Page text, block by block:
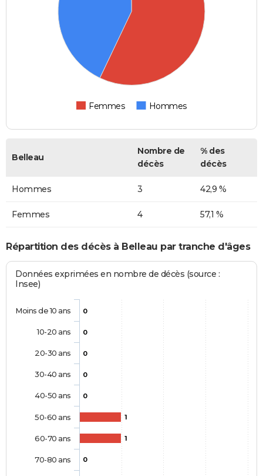
Femmes Hommes
Belleau
Nombre de
décès
% des
décès
Hommes 3 42,9 %
Femmes 4 57,1 %
Répartition des décès à Belleau par tranche d'âges
Données exprimées en nombre de décès (source :
Insee)
0
0
0
0
0
1
1
0
Moins de 10 ans
10-20 ans
20-30 ans
30-40 ans
40-50 ans
50-60 ans
60-70 ans
70-80 ans